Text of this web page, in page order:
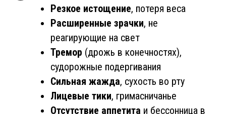
Резкое истощение, потеря веса
Расширенные зрачки, не
реагирующие на свет
Тремор (дрожь в конечностях),
судорожные подергивания
Сильная жажда, сухость во рту
Лицевые тики, гримасничанье
Отсутствие аппетита и бессонница в